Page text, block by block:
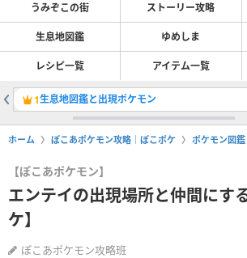
うみぞこの街 ストーリー攻略
生息地図鑑 ゆめしま
レシピ一覧 アイテム一覧
1生息地図鑑と出現ポケモン
ホーム ぽこあポケモン攻略｜ぽこポケ ポケモン図鑑
【ぽこあポケモン】
エンテイの出現場所と仲間にす
ケ】
ぽこあポケモン攻略班